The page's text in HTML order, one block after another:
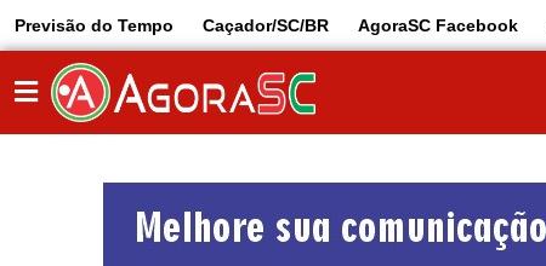
Previsão do Tempo Caçador/SC/BR AgoraSC Facebook